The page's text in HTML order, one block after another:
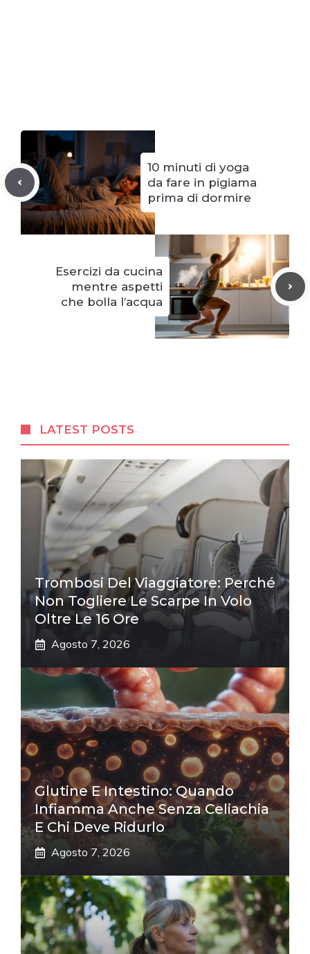
10 minuti di yoga
da fare in pigiama
prima di dormire
Esercizi da cucina
mentre aspetti
che bolla l’acqua
LATEST POSTS
Trombosi Del Viaggiatore: Perché
Non Togliere Le Scarpe In Volo
Oltre Le 16 Ore
Agosto 7, 2026
Glutine E Intestino: Quando
Infiamma Anche Senza Celiachia
E Chi Deve Ridurlo
Agosto 7, 2026